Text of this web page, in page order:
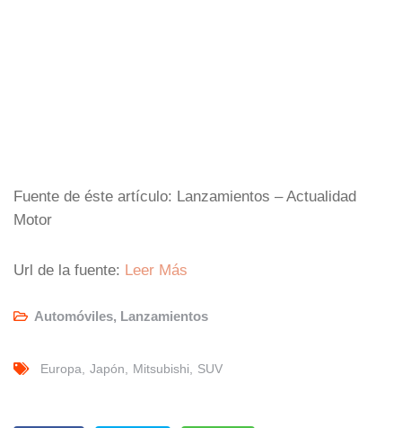
Fuente de éste artículo: Lanzamientos – Actualidad
Motor
Url de la fuente: Leer Más
Automóviles, Lanzamientos
Europa Japón Mitsubishi SUV